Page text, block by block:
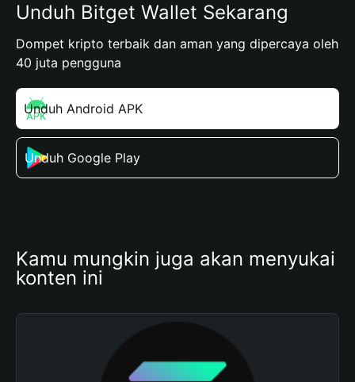
Unduh Bitget Wallet Sekarang
Dompet kripto terbaik dan aman yang dipercaya oleh
40 juta pengguna
Unduh Android APK
Unduh Google Play
Kamu mungkin juga akan menyukai
konten ini